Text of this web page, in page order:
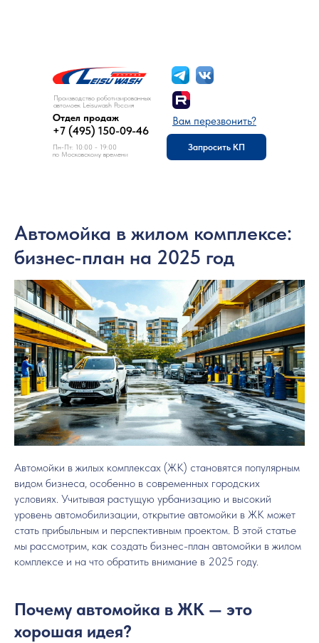
Производство роботизированных
автомоек Leisuwash Россия
+7 (495) 150-09-46
Отдел продаж
Пн-Пт: 10:00 - 19:00
по Московскому времени
Вам перезвонить?
Запросить КП
Автомойка в жилом комплексе:
бизнес-план на 2025 год
Автомойки в жилых комплексах (ЖК) становятся популярным
видом бизнеса, особенно в современных городских
условиях. Учитывая растущую урбанизацию и высокий
уровень автомобилизации, открытие автомойки в ЖК может
стать прибыльным и перспективным проектом. В этой статье
мы рассмотрим, как создать бизнес-план автомойки в жилом
комплексе и на что обратить внимание в 2025 году.
Почему автомойка в ЖК — это
хорошая идея?